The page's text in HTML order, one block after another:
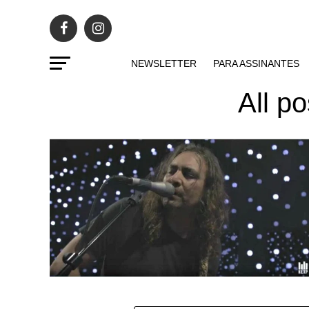
NEWSLETTER PARA ASSINANTES
All